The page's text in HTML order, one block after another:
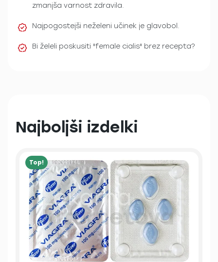
zmanjša varnost zdravila.
Najpogostejši neželeni učinek je glavobol.
Bi želeli poskusiti "female cialis" brez recepta?
Najboljši izdelki
Top!